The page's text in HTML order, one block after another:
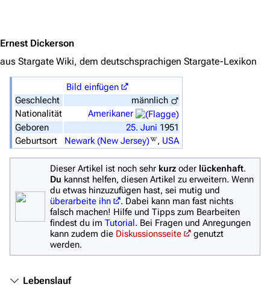
Stargate-Romane
Das Stargate-Universum
Themenportal
Personen
Völker
Orte
Objekte
Zeitleiste
Fanprojekte
Kommerzielles
Ernest Dickerson
aus Stargate Wiki, dem deutschsprachigen Stargate-Lexikon
Bild einfügen
Geschlecht
männlich
Nationalität
Amerikaner
Geboren
25. Juni 1951
Geburtsort
Newark (New Jersey) , USA
Dieser Artikel ist noch sehr kurz oder lückenhaft.
Du kannst helfen, diesen Artikel zu erweitern. Wenn
du etwas hinzuzufügen hast, sei mutig und
überarbeite ihn
. Dabei kann man fast nichts
falsch machen! Hilfe und Tipps zum Bearbeiten
findest du im Tutorial. Bei Fragen und Anregungen
kann zudem die Diskussionsseite
genutzt
werden.
Lebenslauf